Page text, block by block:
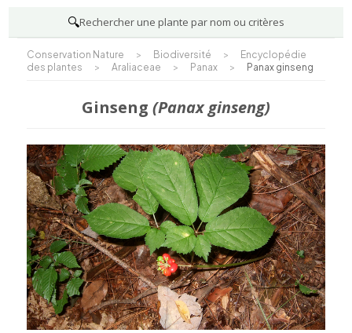
🔍Rechercher une plante par nom ou critères
Conservation Nature > Biodiversité >
Encyclopédie
des plantes
> Araliaceae > Panax > Panax ginseng
Ginseng (Panax ginseng)